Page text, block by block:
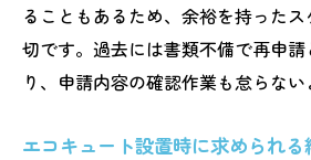
ることもあるため、余裕を持った
切です。過去には書類不備で再申
り、申請内容の確認作業も怠らない
エコキュート設置時に求められ